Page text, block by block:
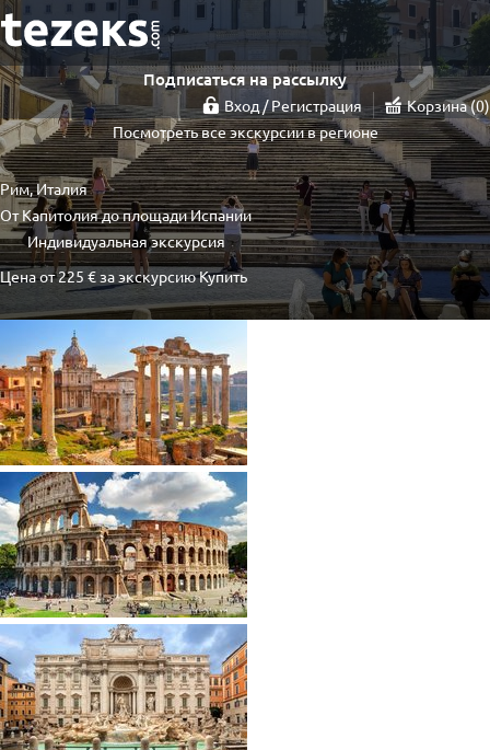
Подписаться на рассылку
Вход / Регистрация Корзина 0
Посмотреть все экскурсии в регионе
Рим, Италия
От Капитолия до площади Испании
Индивидуальная экскурсия
Цена от 225 € за экскурсиюКупить